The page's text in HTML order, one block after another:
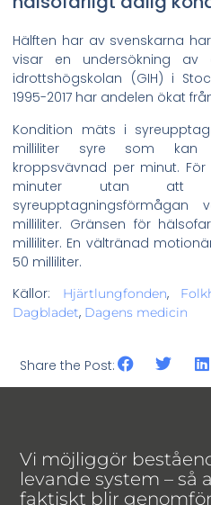
Hälften har av svenskarna
visar en undersökning
idrottshögskolan (GIH) i
1995-2017 har andelen ökat
Kondition mäts i
milliliter syre som kan
kroppsvävnad per minut.
minuter utan att
milliliter. Gränsen för
milliliter. En vältränad
50 milliliter.
Källor:
Hjärtlungfonden,
Dagbladet, Dagens medicin
Share the Post:
Vi möjliggör
levande system – så
faktiskt blir